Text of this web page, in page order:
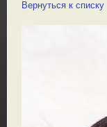
Вернуться к списку